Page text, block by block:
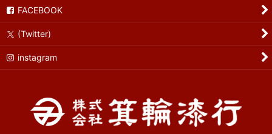
FACEBOOK
(Twitter)
instagram